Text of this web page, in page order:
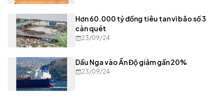
Hơn 60.000 tỷ đồng tiêu tan vì bão số 3
càn quét
23/09/24
Dầu Nga vào Ấn Độ giảm gần 20%
23/09/24